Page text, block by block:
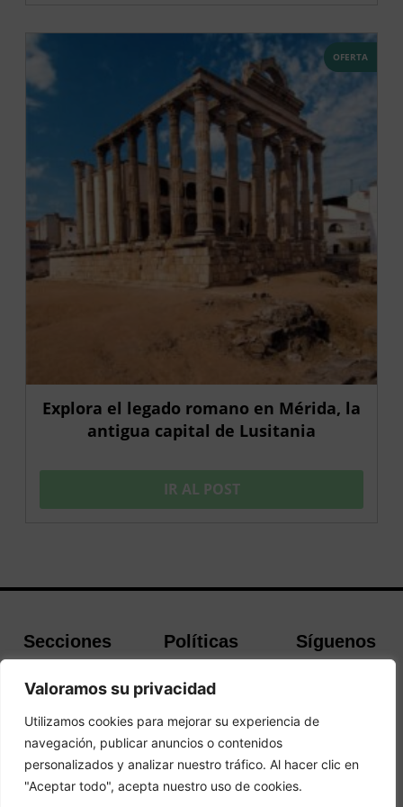
Valoramos su privacidad
Utilizamos cookies para mejorar su experiencia de
navegación, publicar anuncios o contenidos
personalizados y analizar nuestro tráfico. Al hacer clic en
"Aceptar todo", acepta nuestro uso de cookies.
OFERTA
Explora el legado romano en Mérida, la
antigua capital de Lusitania
IR AL POST
Secciones
Buscador de
Hoteles
Guías de Viajes
Políticas
cookies
Aviso Legal
Política de
Privacidad
Síguenos
Twitter